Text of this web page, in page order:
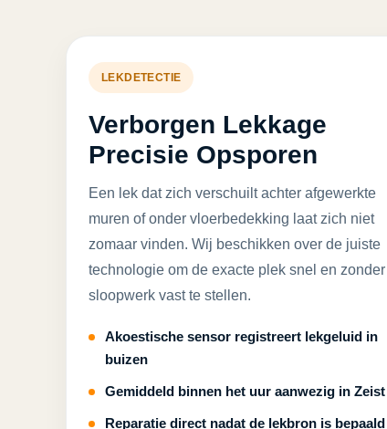
LEKDETECTIE
Verborgen Lekkage
Precisie Opsporen
Een lek dat zich verschuilt achter afgewerkte
muren of onder vloerbedekking laat zich niet
zomaar vinden. Wij beschikken over de juiste
technologie om de exacte plek snel en zonder
sloopwerk vast te stellen.
Akoestische sensor registreert lekgeluid in
buizen
Gemiddeld binnen het uur aanwezig in Zeist
Reparatie direct nadat de lekbron is bepaald